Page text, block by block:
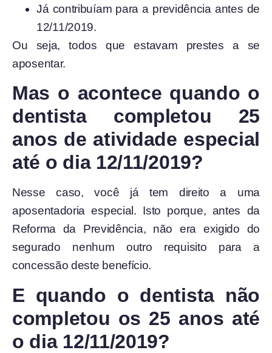
Já contribuíam para a previdência antes de
12/11/2019.
Ou seja, todos que estavam prestes a se
aposentar.
Mas o acontece quando o
dentista completou 25
anos de atividade especial
até o dia 12/11/2019?
Nesse caso, você já tem direito a uma
aposentadoria especial. Isto porque, antes da
Reforma da Previdência, não era exigido do
segurado nenhum outro requisito para a
concessão deste benefício.
E quando o dentista não
completou os 25 anos até
o dia 12/11/2019?